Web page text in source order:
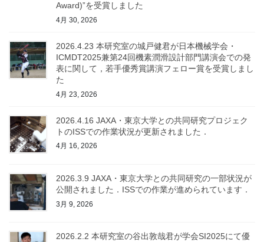
Award)”を受賞しました
4月 30, 2026
2026.4.23 本研究室の城戸健君が日本機械学会・
ICMDT2025兼第24回機素潤滑設計部門講演会での発
表に関して，若手優秀賞講演フェロー賞を受賞しまし
た
4月 23, 2026
2026.4.16 JAXA・東京大学との共同研究プロジェク
トのISSでの作業状況が更新されました．
4月 16, 2026
2026.3.9 JAXA・東京大学との共同研究の一部状況が
公開されました．ISSでの作業が進められています．
3月 9, 2026
2026.2.2 本研究室の⾕出敦哉君が学会SI2025にて優